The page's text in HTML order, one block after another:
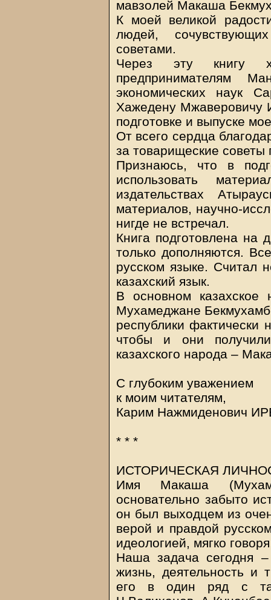
мавзолей Макаша
К моей великой
людей,
советами.
Через эту книгу
предпринимателям
экономических наук
Хажедену Мжаверовичу
подготовке и выпуске
От всего сердца
за товарищеские советы
Признаюсь, что в
использовать
издательствах
материалов, научно-
нигде не встречал.
Книга подготовлена на
только дополняются.
русском языке. Считал
казахский язык.
В основном казахское
Мухамеджане
республики фактически
чтобы и они
казахского народа –
С глубоким уважением
к моим читателям,
Карим Нажмиденович
* * *
ИСТОРИЧЕСКАЯ
Имя Макаша
основательно забыто
он был выходцем из
верой и правдой
идеологией, мягко
Наша задача сегодня –
жизнь, деятельность и
его в один ряд с